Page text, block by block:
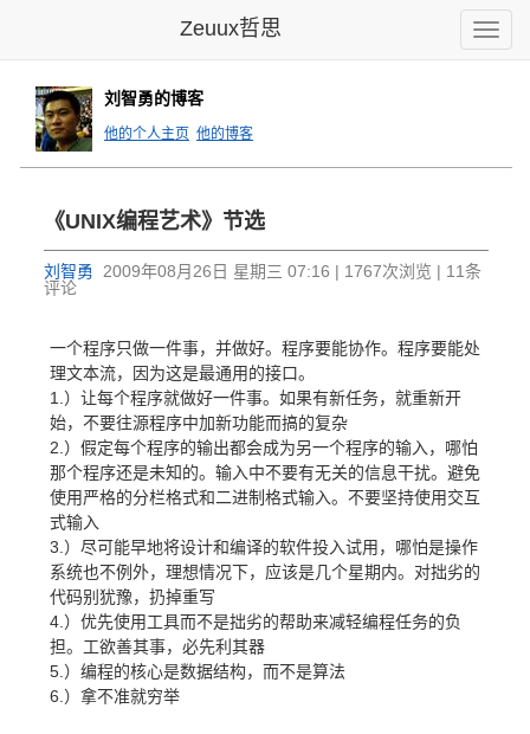
Toggle
Zeuux哲思
刘智勇的博客
他的个人主页 他的博客
《UNIX编程艺术》节选
刘智勇 2009年08月26日 星期三 07:16 | 1767次浏览 | 11条
评论
一个程序只做一件事，并做好。程序要能协作。程序要能处
理文本流，因为这是最通用的接口。
1.）让每个程序就做好一件事。如果有新任务，就重新开
始，不要往源程序中加新功能而搞的复杂
2.）假定每个程序的输出都会成为另一个程序的输入，哪怕
那个程序还是未知的。输入中不要有无关的信息干扰。避免
使用严格的分栏格式和二进制格式输入。不要坚持使用交互
式输入
3.）尽可能早地将设计和编译的软件投入试用，哪怕是操作
系统也不例外，理想情况下，应该是几个星期内。对拙劣的
代码别犹豫，扔掉重写
4.）优先使用工具而不是拙劣的帮助来减轻编程任务的负
担。工欲善其事，必先利其器
5.）编程的核心是数据结构，而不是算法
6.）拿不准就穷举